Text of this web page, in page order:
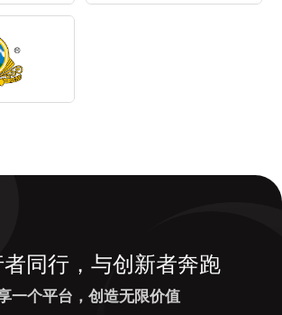
同行，与创新者奔跑
一个平台，创造无限价值